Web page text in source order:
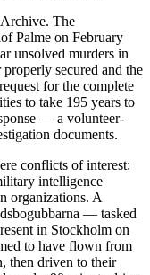
The
Palme on February
unsolved murders in
secured and the
for the complete
to take 195 years to
— a volunteer-
documents.
conflicts of interest:
intelligence
organizations. A
— tasked
in Stockholm on
to have flown from
then driven to their